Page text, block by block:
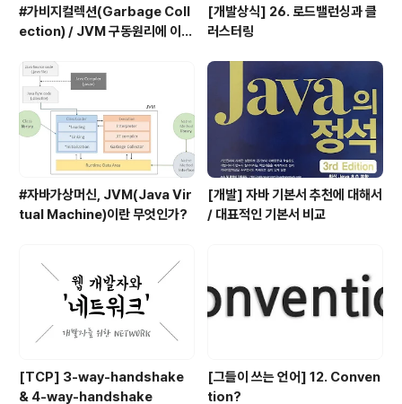
#가비지컬렉션(Garbage Coll
ection) / JVM 구동원리에 이어
[개발상식] 26. 로드밸런싱과 클
러스터링
#자바가상머신, JVM(Java Vir
tual Machine)이란 무엇인가?
[개발] 자바 기본서 추천에 대해서
/ 대표적인 기본서 비교
[TCP] 3-way-handshake
& 4-way-handshake
[그들이 쓰는 언어] 12. Conven
tion?